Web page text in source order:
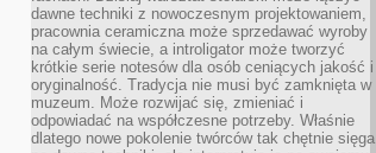
dawne techniki z nowoczesnym projektowaniem,
pracownia ceramiczna może sprzedawać wyroby
na całym świecie, a introligator może tworzyć
krótkie serie notesów dla osób ceniących jakość i
oryginalność. Tradycja nie musi być zamknięta w
muzeum. Może rozwijać się, zmieniać i
odpowiadać na współczesne potrzeby. Właśnie
dlatego nowe pokolenie twórców tak chętnie sięga